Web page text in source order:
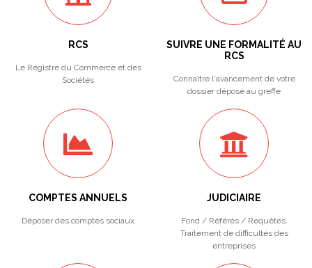
RCS
Le Registre du Commerce et des
Sociétés
SUIVRE UNE FORMALITÉ AU
RCS
Connaître l'avancement de votre
dossier déposé au greffe
COMPTES ANNUELS
Déposer des comptes sociaux
JUDICIAIRE
Fond / Référés / Requêtes.
Traitement de difficultés des
entreprises